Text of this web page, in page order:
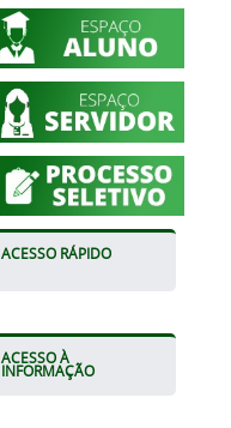
ACESSO RÁPIDO
ACESSO À
INFORMAÇÃO